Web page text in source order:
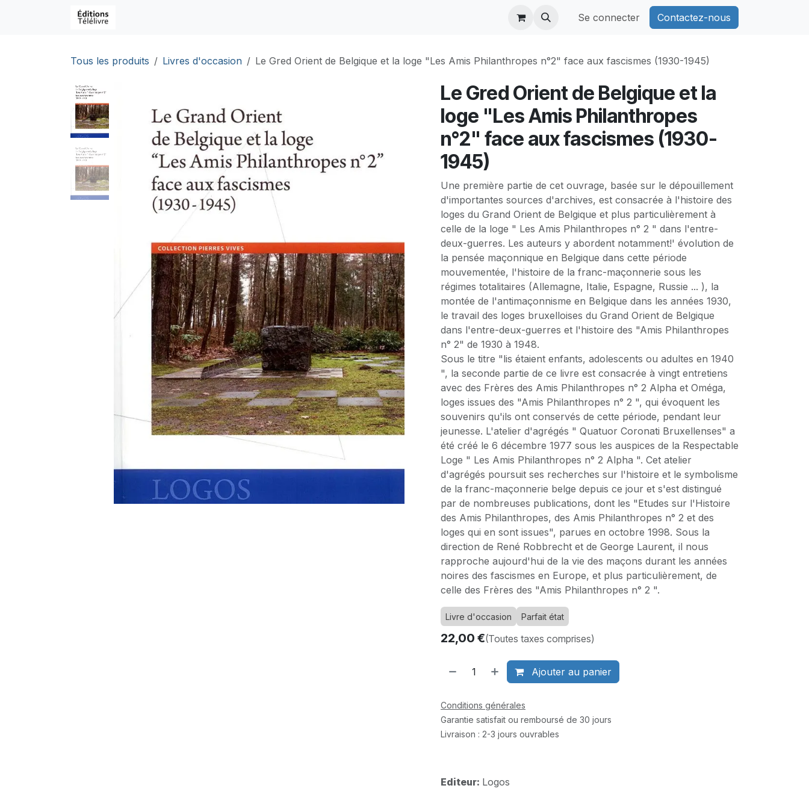
Se rendre au contenu
Se connecter Contactez-nous
Tous les produits Livres d'occasion Le Gred Orient de Belgique et la loge "Les Amis Philanthropes n°2" face aux fascismes (1930-1945)
Le Gred Orient de Belgique et la
loge "Les Amis Philanthropes
n°2" face aux fascismes (1930-
1945)
Une première partie de cet ouvrage, basée sur le dépouillement
d'importantes sources d'archives, est consacrée à l'histoire des
loges du Grand Orient de Belgique et plus particulièrement à
celle de la loge " Les Amis Philanthropes n° 2 " dans l'entre-
deux-guerres. Les auteurs y abordent notamment!' évolution de
la pensée maçonnique en Belgique dans cette période
mouvementée, l'histoire de la franc-maçonnerie sous les
régimes totalitaires (Allemagne, Italie, Espagne, Russie ... ), la
montée de l'antimaçonnisme en Belgique dans les années 1930,
le travail des loges bruxelloises du Grand Orient de Belgique
dans l'entre-deux-guerres et l'histoire des "Amis Philanthropes
n° 2" de 1930 à 1948.
Sous le titre "lis étaient enfants, adolescents ou adultes en 1940
", la seconde partie de ce livre est consacrée à vingt entretiens
avec des Frères des Amis Philanthropes n° 2 Alpha et Oméga,
loges issues des "Amis Philanthropes n° 2 ", qui évoquent les
souvenirs qu'ils ont conservés de cette période, pendant leur
jeunesse. L'atelier d'agrégés " Quatuor Coronati Bruxellenses" a
été créé le 6 décembre 1977 sous les auspices de la Respectable
Loge " Les Amis Philanthropes n° 2 Alpha ". Cet atelier
d'agrégés poursuit ses recherches sur l'histoire et le symbolisme
de la franc-maçonnerie belge depuis ce jour et s'est distingué
par de nombreuses publications, dont les "Etudes sur l'Histoire
des Amis Philanthropes, des Amis Philanthropes n° 2 et des
loges qui en sont issues", parues en octobre 1998. Sous la
direction de René Robbrecht et de George Laurent, il nous
rapproche aujourd'hui de la vie des maçons durant les années
noires des fascismes en Europe, et plus particulièrement, de
celle des Frères des "Amis Philanthropes n° 2 ".
Livre d'occasion Parfait état
22,00 €(Toutes taxes comprises)
Ajouter au panier
Conditions générales
Garantie satisfait ou remboursé de 30 jours
Livraison : 2-3 jours ouvrables
Editeur: Logos